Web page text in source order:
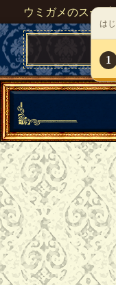
ウミガメのスープ
は
1